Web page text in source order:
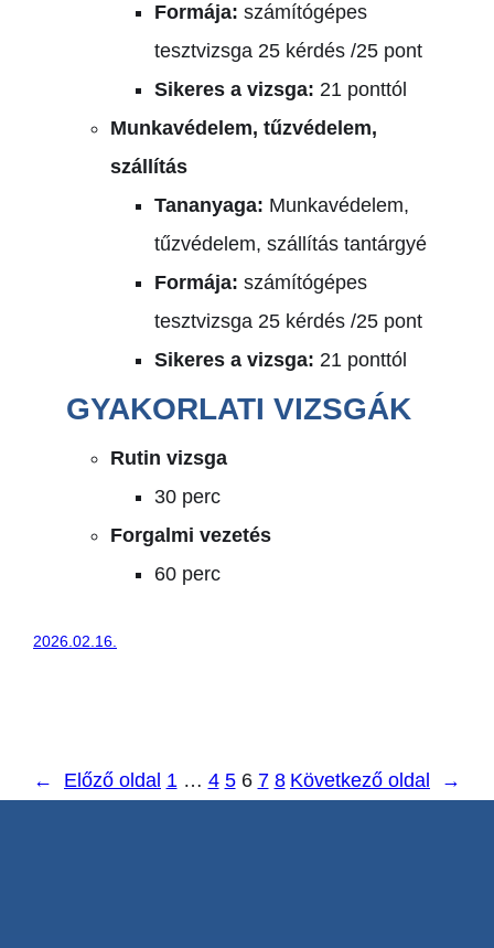
Formája: számítógépes
tesztvizsga 25 kérdés /25 pont
Sikeres a vizsga: 21 ponttól
Munkavédelem, tűzvédelem,
szállítás
Tananyaga: Munkavédelem,
tűzvédelem, szállítás tantárgyé
Formája: számítógépes
tesztvizsga 25 kérdés /25 pont
Sikeres a vizsga: 21 ponttól
GYAKORLATI VIZSGÁK
Rutin vizsga
30 perc
Forgalmi vezetés
60 perc
2026.02.16.
← Előző oldal 1 … 4 5 6 7 8 Következő oldal →